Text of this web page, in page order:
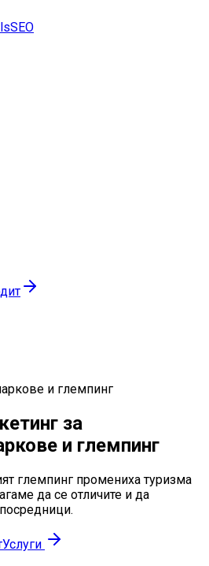
и глемпинг
за
и глемпинг
глемпинг промениха туризма
да се отличите и да
Услуги